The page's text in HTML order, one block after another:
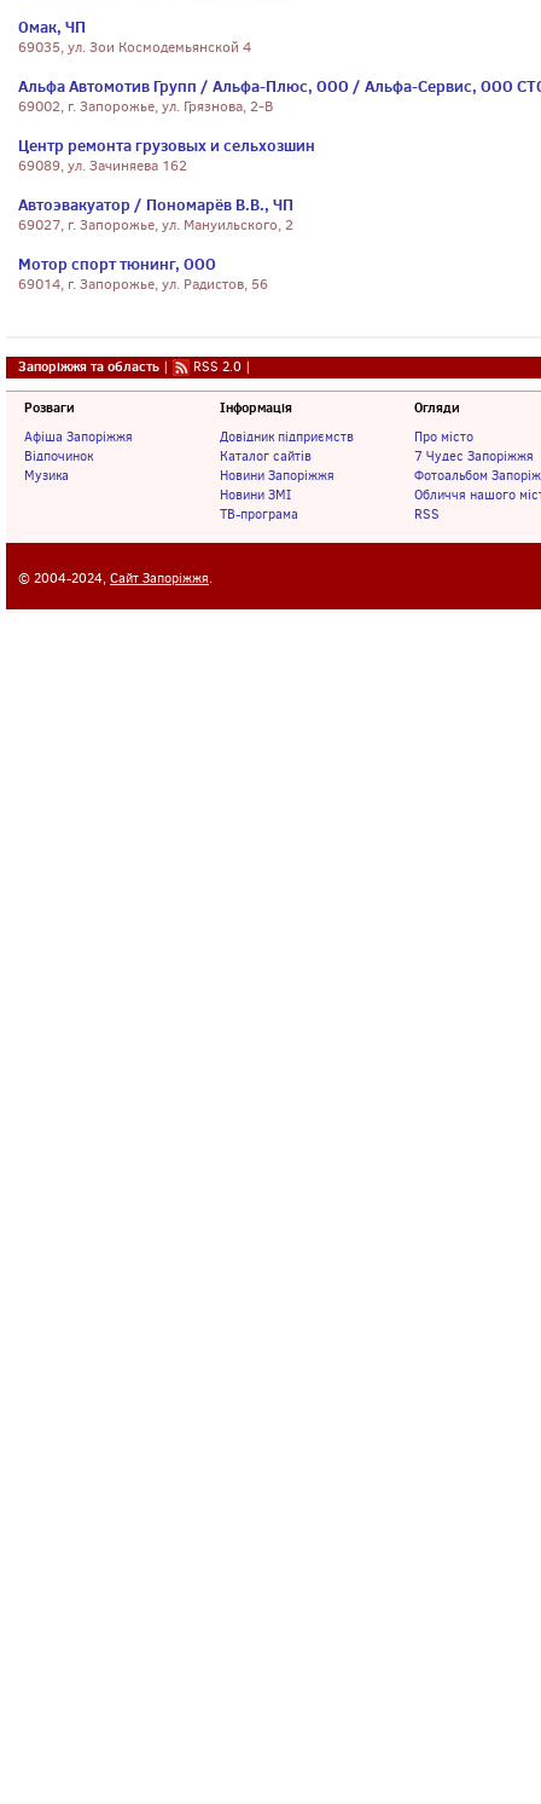
Омак, ЧП
69035, ул. Зои Космодемьянской 4
Альфа Автомотив Групп / Альфа-Плюс, ООО / Альфа-Сервис, ООО
69002, г. Запорожье, ул. Грязнова, 2-В
Центр ремонта грузовых и сельхозшин
69089, ул. Зачиняева 162
Автоэвакуатор / Пономарёв В.В., ЧП
69027, г. Запорожье, ул. Мануильского, 2
Мотор спорт тюнинг, ООО
69014, г. Запорожье, ул. Радистов, 56
Запоріжжя та область | RSS 2.0 |
Розваги
Афіша Запоріжжя
Відпочинок
Музика
Інформація
Довідник підприємств
Каталог сайтів
Новини Запоріжжя
Новини ЗМІ
ТВ-програма
Огляди
Про місто
7 Чудес Запоріжжя
Фотоальбом
Обличчя нашого
RSS
© 2004-2024, Сайт Запоріжжя.